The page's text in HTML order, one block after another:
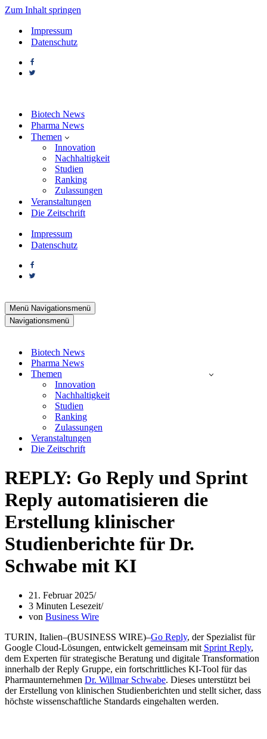
Zum Inhalt springen
Impressum
Datenschutz
Biotech News
Pharma News
Themen
Innovation
Nachhaltigkeit
Studien
Ranking
Zulassungen
Veranstaltungen
Die Zeitschrift
Impressum
Datenschutz
Menü Navigationsmenü
Navigationsmenü
Biotech News
Pharma News
Themen
Innovation
Nachhaltigkeit
Studien
Ranking
Zulassungen
Veranstaltungen
Die Zeitschrift
REPLY: Go Reply und Sprint
Reply automatisieren die
Erstellung klinischer
Studienberichte für Dr.
Schwabe mit KI
21. Februar 2025
3 Minuten Lesezeit
von Business Wire
TURIN, Italien–(BUSINESS WIRE)–Go Reply, der Spezialist für
Google Cloud-Lösungen, entwickelt gemeinsam mit Sprint Reply,
dem Experten für strategische Beratung und digitale Transformation
innerhalb der Reply Gruppe, ein fortschrittliches KI-Tool für das
Pharmaunternehmen Dr. Willmar Schwabe. Dieses unterstützt bei
der Erstellung von klinischen Studienberichten und stellt sicher, dass
höchste wissenschaftliche Standards eingehalten werden.